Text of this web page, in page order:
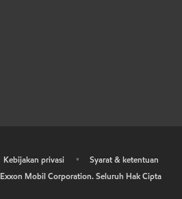
Kebijakan privasi •
Syarat & ketentuan
Exxon Mobil Corporation. Seluruh Hak Cipta